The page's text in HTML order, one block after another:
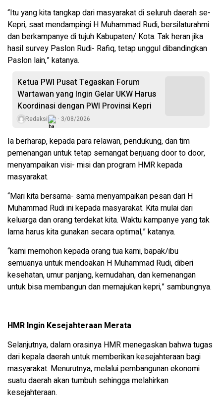
“Itu yang kita tangkap dari masyarakat di seluruh daerah se-
Kepri, saat mendampingi H Muhammad Rudi, bersilaturahmi
dan berkampanye di tujuh Kabupaten/ Kota. Tak heran jika
hasil survey Paslon Rudi- Rafiq, tetap unggul dibandingkan
Paslon lain,” katanya.
Ketua PWI Pusat Tegaskan Forum
Wartawan yang Ingin Gelar UKW Harus
Koordinasi dengan PWI Provinsi Kepri
Redaksi 3/08/2026
Ia berharap, kepada para relawan, pendukung, dan tim
pemenangan untuk tetap semangat berjuang door to door,
menyampaikan visi- misi dan program HMR kepada
masyarakat.
“Mari kita bersama- sama menyampaikan pesan dari H
Muhammad Rudi ini kepada masyarakat. Kita mulai dari
keluarga dan orang terdekat kita. Waktu kampanye yang tak
lama harus kita gunakan secara optimal,” katanya.
“kami memohon kepada orang tua kami, bapak/ibu
semuanya untuk mendoakan H Muhammad Rudi, diberi
kesehatan, umur panjang, kemudahan, dan kemenangan
untuk bisa membangun dan memajukan kepri,” sambungnya.
HMR Ingin Kesejahteraan Merata
Selanjutnya, dalam orasinya HMR menegaskan bahwa tugas
dari kepala daerah untuk memberikan kesejahteraan bagi
masyarakat. Menurutnya, melalui pembangunan ekonomi
suatu daerah akan tumbuh sehingga melahirkan
kesejahteraan.